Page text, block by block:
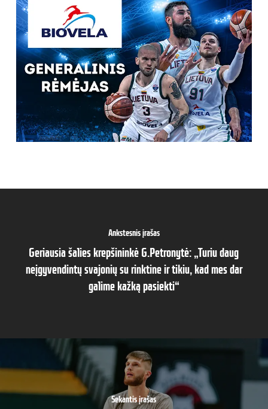
Ankstesnis įrašas
Geriausia šalies krepšininkė G.Petronytė: „Turiu daug
neįgyvendintų svajonių su rinktine ir tikiu, kad mes dar
galime kažką pasiekti“
Sekantis įrašas